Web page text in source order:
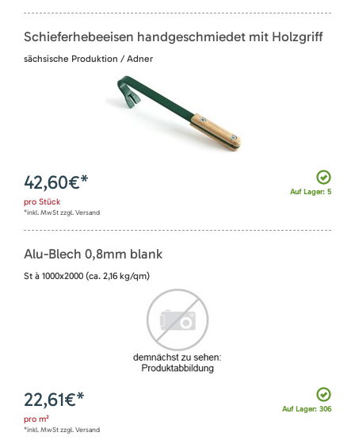
Schieferhebeeisen handgeschmiedet mit Holzgriff
sächsische Produktion / Adner
Auf Lager: 5
42,60€*
pro Stück
*inkl. MwSt zzgl. Versand
Alu-Blech 0,8mm blank
St à 1000x2000 (ca. 2,16 kg/qm)
Auf Lager: 306
22,61€*
pro m²
*inkl. MwSt zzgl. Versand